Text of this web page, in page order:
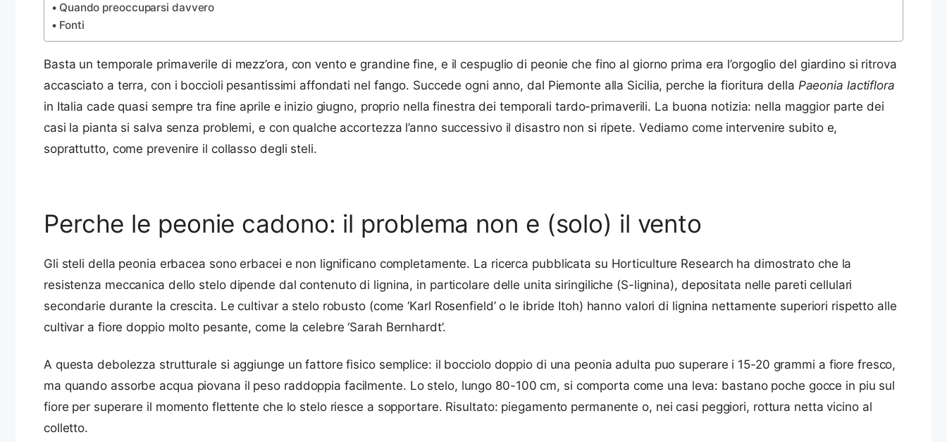
Quando preoccuparsi davvero
Fonti
Basta un temporale primaverile di mezz’ora, con vento e grandine fine, e il cespuglio di peonie che fino al giorno prima era l’orgoglio del giardino si ritrova
accasciato a terra, con i boccioli pesantissimi affondati nel fango. Succede ogni anno, dal Piemonte alla Sicilia, perche la fioritura della Paeonia lactiflora
in Italia cade quasi sempre tra fine aprile e inizio giugno, proprio nella finestra dei temporali tardo-primaverili. La buona notizia: nella maggior parte dei
casi la pianta si salva senza problemi, e con qualche accortezza l’anno successivo il disastro non si ripete. Vediamo come intervenire subito e,
soprattutto, come prevenire il collasso degli steli.
Perche le peonie cadono: il problema non e (solo) il vento
Gli steli della peonia erbacea sono erbacei e non lignificano completamente. La ricerca pubblicata su Horticulture Research ha dimostrato che la
resistenza meccanica dello stelo dipende dal contenuto di lignina, in particolare delle unita siringiliche (S-lignina), depositata nelle pareti cellulari
secondarie durante la crescita. Le cultivar a stelo robusto (come ‘Karl Rosenfield’ o le ibride Itoh) hanno valori di lignina nettamente superiori rispetto alle
cultivar a fiore doppio molto pesante, come la celebre ‘Sarah Bernhardt’.
A questa debolezza strutturale si aggiunge un fattore fisico semplice: il bocciolo doppio di una peonia adulta puo superare i 15-20 grammi a fiore fresco,
ma quando assorbe acqua piovana il peso raddoppia facilmente. Lo stelo, lungo 80-100 cm, si comporta come una leva: bastano poche gocce in piu sul
fiore per superare il momento flettente che lo stelo riesce a sopportare. Risultato: piegamento permanente o, nei casi peggiori, rottura netta vicino al
colletto.